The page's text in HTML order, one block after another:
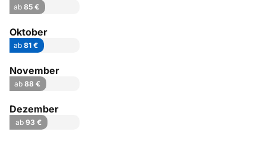
ab85 €
Oktober
ab81 €
November
ab 88 €
Dezember
ab 93 €